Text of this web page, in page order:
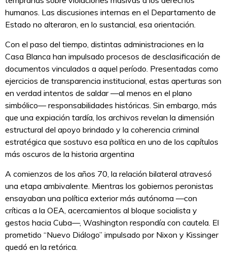
humanos. Las discusiones internas en el Departamento de
Estado no alteraron, en lo sustancial, esa orientación.
Con el paso del tiempo, distintas administraciones en la
Casa Blanca han impulsado procesos de desclasificación de
documentos vinculados a aquel período. Presentadas como
ejercicios de transparencia institucional, estas aperturas son
en verdad intentos de saldar —al menos en el plano
simbólico— responsabilidades históricas. Sin embargo, más
que una expiación tardía, los archivos revelan la dimensión
estructural del apoyo brindado y la coherencia criminal
estratégica que sostuvo esa política en uno de los capítulos
más oscuros de la historia argentina
A comienzos de los años 70, la relación bilateral atravesó
una etapa ambivalente. Mientras los gobiernos peronistas
ensayaban una política exterior más autónoma —con
críticas a la OEA, acercamientos al bloque socialista y
gestos hacia Cuba—, Washington respondía con cautela. El
prometido “Nuevo Diálogo” impulsado por Nixon y Kissinger
quedó en la retórica.